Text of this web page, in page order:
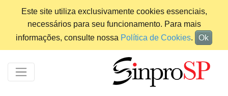
Este site utiliza exclusivamente cookies essenciais,
necessários para seu funcionamento. Para mais
informações, consulte nossa Política de Cookies. Ok